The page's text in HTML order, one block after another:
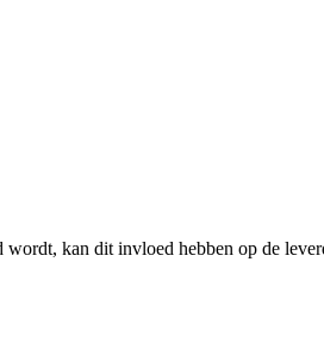
kan dit invloed hebben op de